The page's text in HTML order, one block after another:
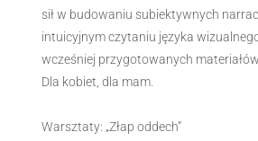
sił w budowaniu subiektywnych
intuicyjnym czytaniu języka
wcześniej przygotowanych materiałów.
Dla kobiet, dla mam.
Warsztaty: „Złap oddech”